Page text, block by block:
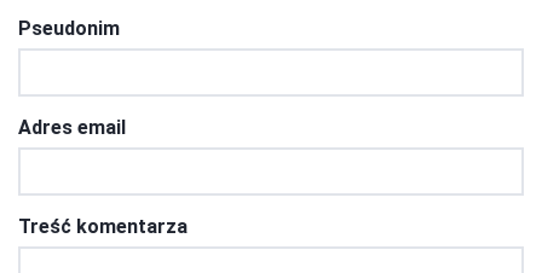
Pseudonim
Adres email
Treść komentarza